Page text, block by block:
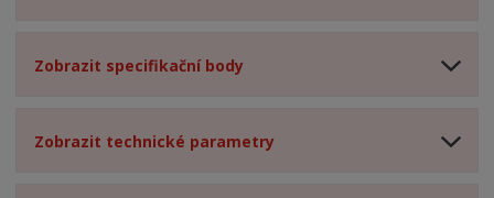
Zobrazit specifikační body
Zobrazit technické parametry